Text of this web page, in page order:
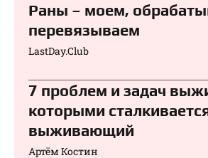
Раны – моем,
перевязываем⁠⁠
LastDay.Club
7 проблем и задач
которыми
выживающий
Артём Костин